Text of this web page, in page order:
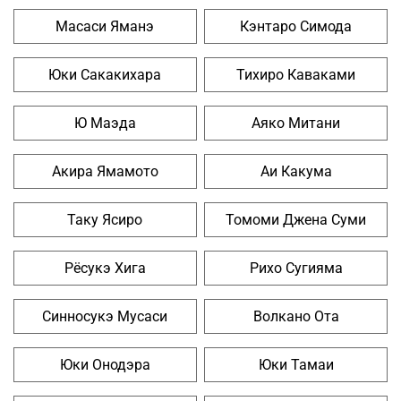
Масаси Яманэ Кэнтаро Симода
Юки Сакакихара Тихиро Каваками
Ю Маэда Аяко Митани
Акира Ямамото Аи Какума
Таку Ясиро Томоми Джена Суми
Рёсукэ Хига Рихо Сугияма
Синносукэ Мусаси Волкано Ота
Юки Онодэра Юки Тамаи